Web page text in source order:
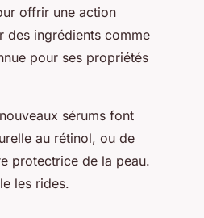
offrir une action
des ingrédients comme
pour ses propriétés
sérums font
au rétinol, ou de
protectrice de la peau.
les rides.